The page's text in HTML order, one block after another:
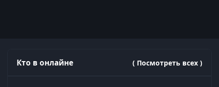
Кто в онлайне ( Посмотреть всех )